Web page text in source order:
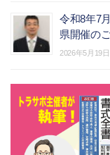
令和8年7
県開催の
2026年5月19日